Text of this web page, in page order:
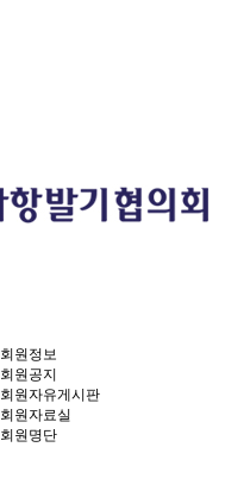
회원정보
회원공지
회원자유게시판
회원자료실
회원명단